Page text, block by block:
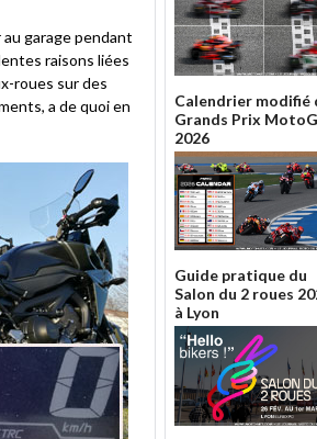
garage pendant
raisons liées
roues sur des
a de quoi en
Calendrier modifié
Grands Prix
2026
Guide pratique du
Salon du 2 roues
à Lyon